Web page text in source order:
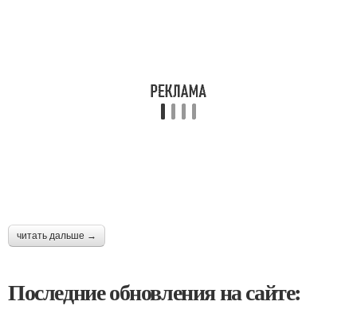
читать дальше →
Последние обновления на сайте: